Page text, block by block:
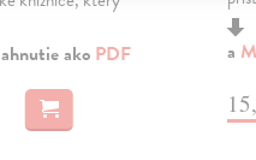
ako PDF
a